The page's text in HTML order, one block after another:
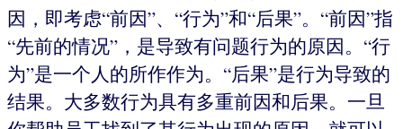
因，即考虑“前因”、“行为”和“后果”。“前因”指
“先前的情况”，是导致有问题行为的原因。“行
为”是一个人的所作作为。“后果”是行为导致的
结果。大多数行为具有多重前因和后果。一旦